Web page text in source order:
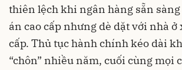
thiên lệch khi ngân hàng sẵn
án cao cấp nhưng dè dặt với nhà
cấp. Thủ tục hành chính kéo dài
“chôn” nhiều năm, cuối cùng mọi